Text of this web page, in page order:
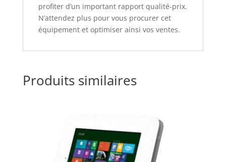
profiter d’un important rapport qualité-prix.
N’attendez plus pour vous procurer cet
équipement et optimiser ainsi vos ventes.
Produits similaires